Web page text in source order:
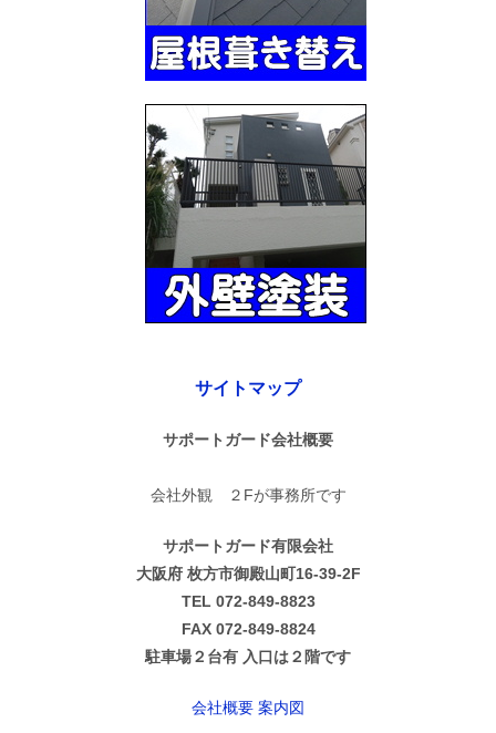
サイトマップ
サポートガード会社概要
会社外観 ２Fが事務所です
サポートガード有限会社
大阪府 枚方市御殿山町16-39-2F
TEL 072-849-8823
FAX 072-849-8824
駐車場２台有 入口は２階です
会社概要 案内図